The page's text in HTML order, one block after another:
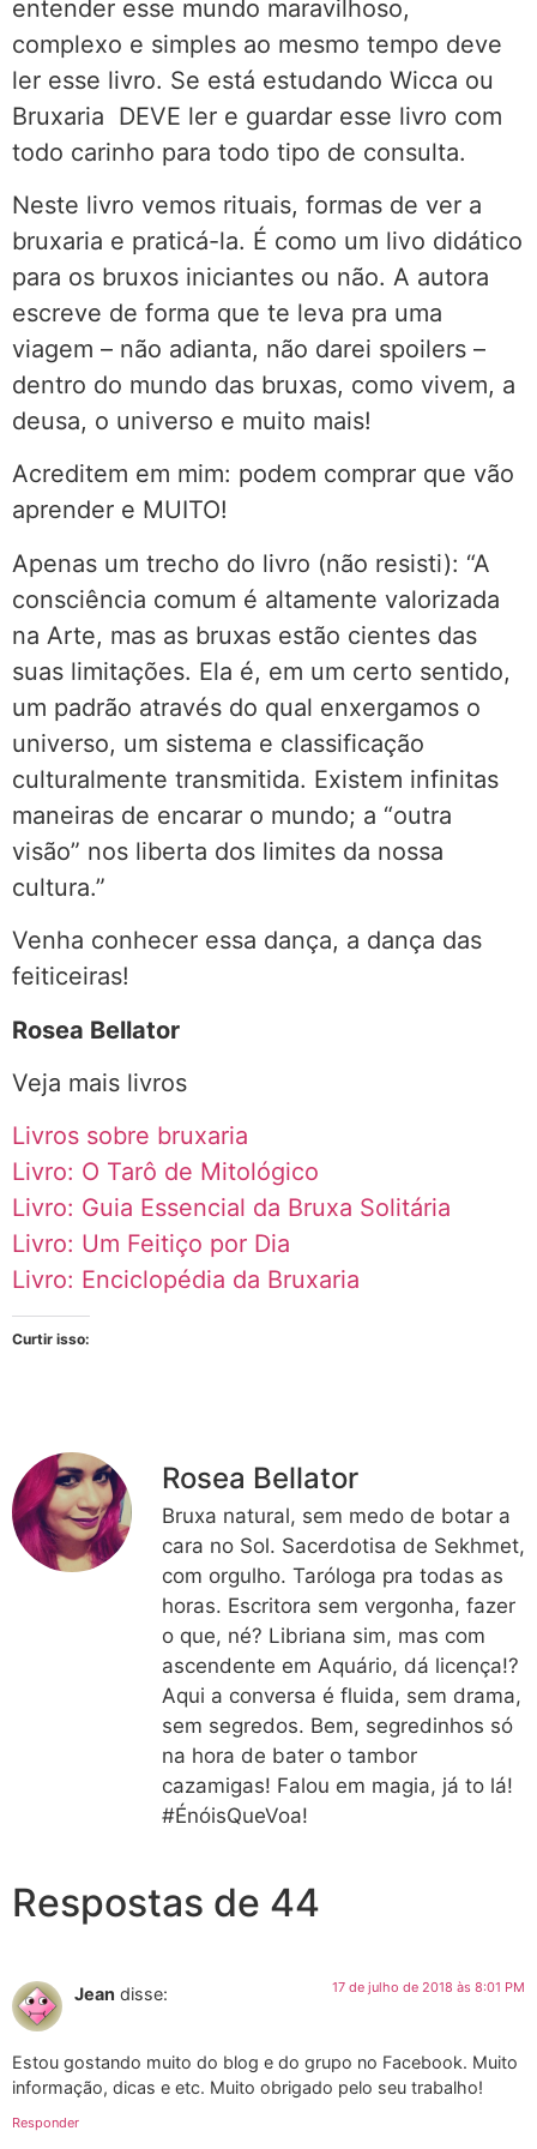
entender esse mundo maravilhoso,
complexo e simples ao mesmo tempo deve
ler esse livro. Se está estudando Wicca ou
Bruxaria DEVE ler e guardar esse livro com
todo carinho para todo tipo de consulta.
Neste livro vemos rituais, formas de ver a
bruxaria e praticá-la. É como um livo didático
para os bruxos iniciantes ou não. A autora
escreve de forma que te leva pra uma
viagem – não adianta, não darei spoilers –
dentro do mundo das bruxas, como vivem, a
deusa, o universo e muito mais!
Acreditem em mim: podem comprar que vão
aprender e MUITO!
Apenas um trecho do livro (não resisti): “A
consciência comum é altamente valorizada
na Arte, mas as bruxas estão cientes das
suas limitações. Ela é, em um certo sentido,
um padrão através do qual enxergamos o
universo, um sistema e classificação
culturalmente transmitida. Existem infinitas
maneiras de encarar o mundo; a “outra
visão” nos liberta dos limites da nossa
cultura.”
Venha conhecer essa dança, a dança das
feiticeiras!
Rosea Bellator
Veja mais livros
Livros sobre bruxaria
Livro: O Tarô de Mitológico
Livro: Guia Essencial da Bruxa Solitária
Livro: Um Feitiço por Dia
Livro: Enciclopédia da Bruxaria
Curtir isso:
Rosea Bellator
Bruxa natural, sem medo de botar a
cara no Sol. Sacerdotisa de Sekhmet,
com orgulho. Taróloga pra todas as
horas. Escritora sem vergonha, fazer
o que, né? Libriana sim, mas com
ascendente em Aquário, dá licença!?
Aqui a conversa é fluida, sem drama,
sem segredos. Bem, segredinhos só
na hora de bater o tambor
cazamigas! Falou em magia, já to lá!
#ÉnóisQueVoa!
Respostas de 44
Jean disse: 17 de julho de 2018 às 8:01 PM
Estou gostando muito do blog e do grupo no Facebook. Muito
informação, dicas e etc. Muito obrigado pelo seu trabalho!
Responder